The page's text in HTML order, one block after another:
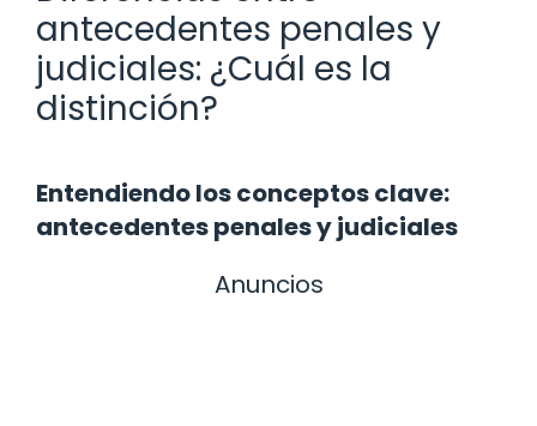
antecedentes penales y
judiciales: ¿Cuál es la
distinción?
Entendiendo los conceptos clave:
antecedentes penales y judiciales
Anuncios